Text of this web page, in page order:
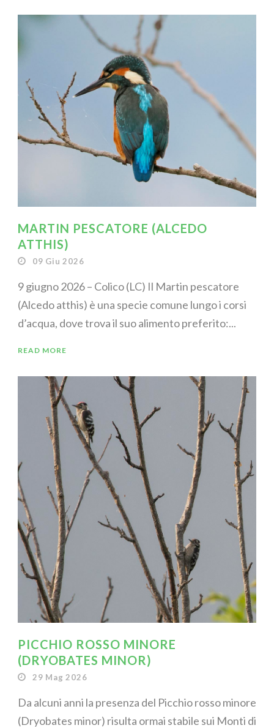
MARTIN PESCATORE (ALCEDO
ATTHIS)
09 Giu 2026
9 giugno 2026 – Colico (LC) Il Martin pescatore
(Alcedo atthis) è una specie comune lungo i corsi
d’acqua, dove trova il suo alimento preferito:...
READ MORE
PICCHIO ROSSO MINORE
(DRYOBATES MINOR)
29 Mag 2026
Da alcuni anni la presenza del Picchio rosso minore
(Dryobates minor) risulta ormai stabile sui Monti di